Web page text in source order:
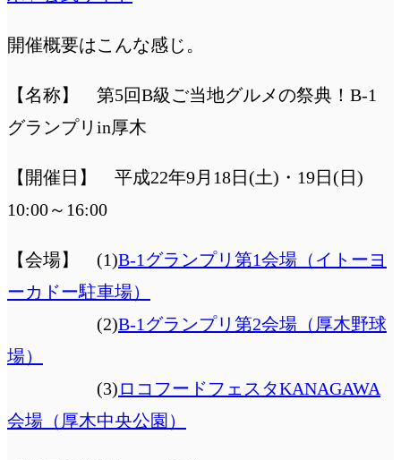
開催概要はこんな感じ。
【名称】 第5回B級ご当地グルメの祭典！B-1
グランプリin厚木
【開催日】 平成22年9月18日(土)・19日(日)
10:00～16:00
【会場】 (1)B-1グランプリ第1会場（イトーヨ
ーカドー駐車場）
(2)B-1グランプリ第2会場（厚木野球
場）
(3)ロコフードフェスタKANAGAWA
会場（厚木中央公園）